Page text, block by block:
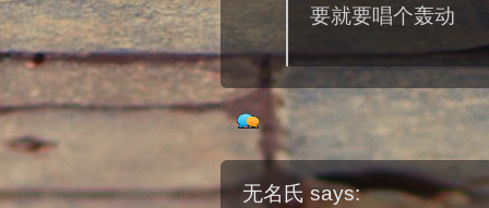
要就要唱个轰动
无名氏 says: